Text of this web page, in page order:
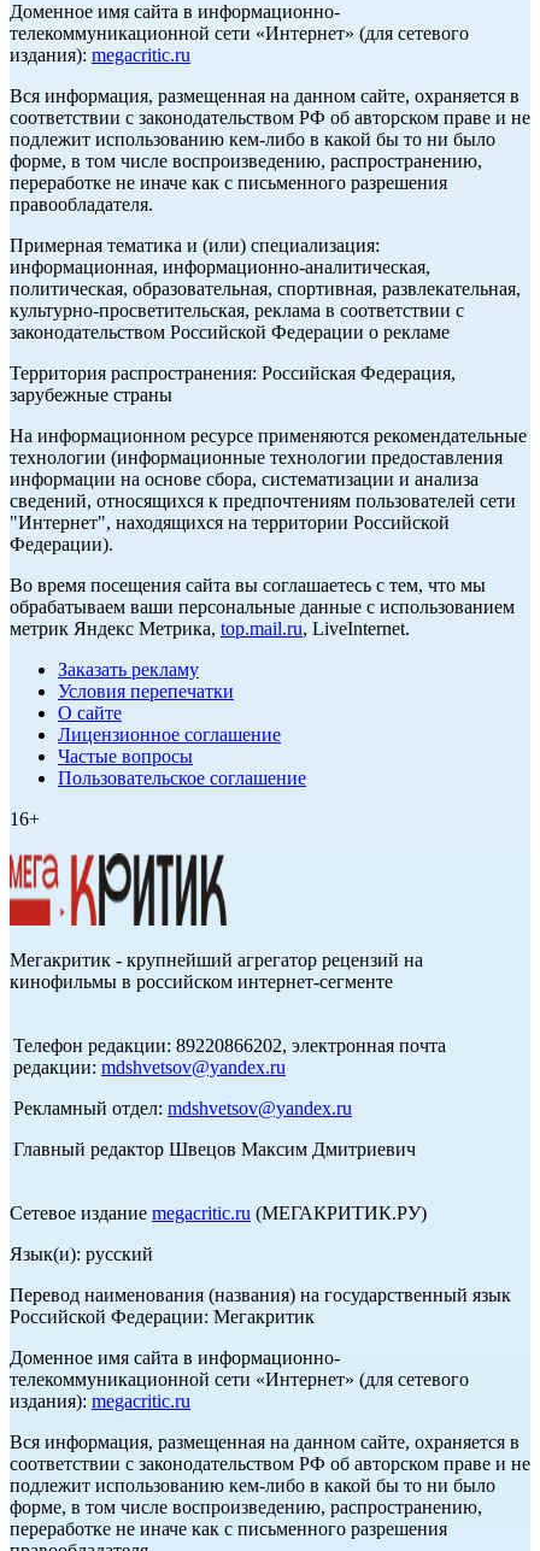
Доменное имя сайта в информационно-
телекоммуникационной сети «Интернет» (для сетевого
издания): megacritic.ru
Вся информация, размещенная на данном сайте, охраняется в
соответствии с законодательством РФ об авторском праве и не
подлежит использованию кем-либо в какой бы то ни было
форме, в том числе воспроизведению, распространению,
переработке не иначе как с письменного разрешения
правообладателя.
Примерная тематика и (или) специализация:
информационная, информационно-аналитическая,
политическая, образовательная, спортивная, развлекательная,
культурно-просветительская, реклама в соответствии с
законодательством Российской Федерации о рекламе
Территория распространения: Российская Федерация,
зарубежные страны
На информационном ресурсе применяются рекомендательные
технологии (информационные технологии предоставления
информации на основе сбора, систематизации и анализа
сведений, относящихся к предпочтениям пользователей сети
"Интернет", находящихся на территории Российской
Федерации).
Во время посещения сайта вы соглашаетесь с тем, что мы
обрабатываем ваши персональные данные с использованием
метрик Яндекс Метрика, top.mail.ru, LiveInternet.
Заказать рекламу
Условия перепечатки
О сайте
Лицензионное соглашение
Частые вопросы
Пользовательское соглашение
16+
Мегакритик - крупнейший агрегатор рецензий на
кинофильмы в российском интернет-сегменте
Телефон редакции: 89220866202, электронная почта
редакции: mdshvetsov@yandex.ru
Рекламный отдел: mdshvetsov@yandex.ru
Главный редактор Швецов Максим Дмитриевич
Сетевое издание megacritic.ru (МЕГАКРИТИК.РУ)
Язык(и): русский
Перевод наименования (названия) на государственный язык
Российской Федерации: Мегакритик
Доменное имя сайта в информационно-
телекоммуникационной сети «Интернет» (для сетевого
издания): megacritic.ru
Вся информация, размещенная на данном сайте, охраняется в
соответствии с законодательством РФ об авторском праве и не
подлежит использованию кем-либо в какой бы то ни было
форме, в том числе воспроизведению, распространению,
переработке не иначе как с письменного разрешения